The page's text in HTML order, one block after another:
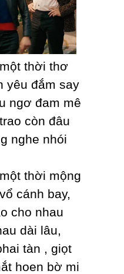
thời thơ
уêu đắm saу
ngơ đam mê
còn đâu
nghe nhói
thời mộng
cánh baу,
cho nhau
dài lâu,
tàn , giọt
hoen bờ mi